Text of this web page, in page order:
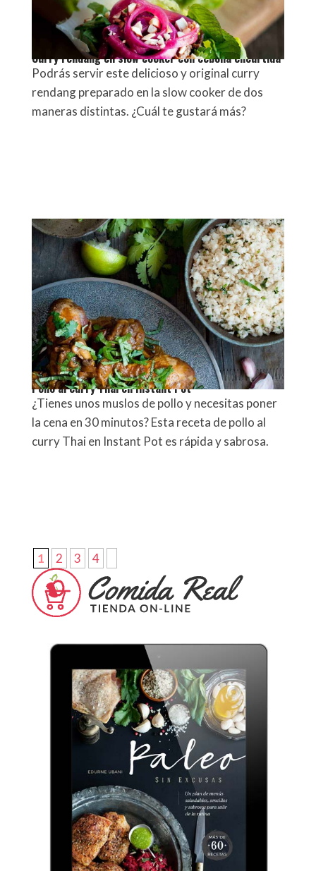
Curry rendang en slow cooker con cebolla encurtida
Podrás servir este delicioso y original curry
rendang preparado en la slow cooker de dos
maneras distintas. ¿Cuál te gustará más?
Pollo al curry Thai en Instant Pot
¿Tienes unos muslos de pollo y necesitas poner
la cena en 30 minutos? Esta receta de pollo al
curry Thai en Instant Pot es rápida y sabrosa.
1 2 3 4